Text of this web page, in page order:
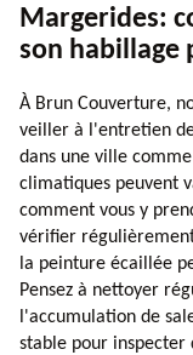
Margerides:
son habillage
À Brun Couverture,
veiller à l'entretien
dans une ville
climatiques peuvent
comment vous y
vérifier
la peinture écaillée
Pensez à nettoyer
l'accumulation de
stable pour inspecter